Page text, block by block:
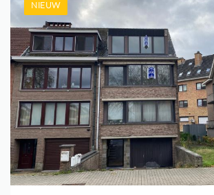
NIEUW
Te Huur: Appartement
2
-
1
73 m²